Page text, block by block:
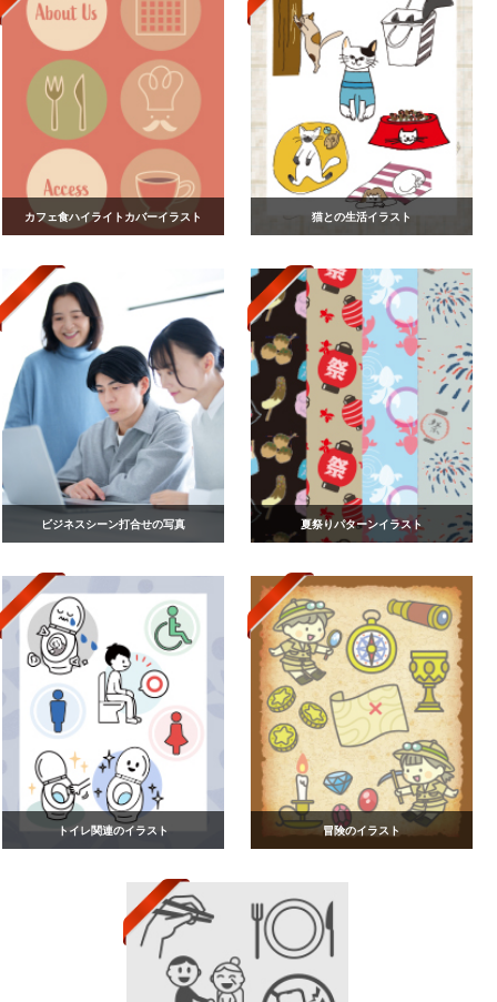
カフェ食ハイライトカバーイラスト 猫との生活イラスト
ビジネスシーン打合せの写真 夏祭りパターンイラスト
トイレ関連のイラスト 冒険のイラスト